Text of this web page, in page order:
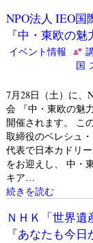
NPO法人 IEO国
『中・東欧の
イベント情報
国
7月28日（土）に、
会 『中・東欧の魅
開催されます。 こ
取締役のベレシュ
代表で日本カドリ
をお迎えし、 中・
キア…
続きを読む
ＮＨＫ「世界
『あなたも今